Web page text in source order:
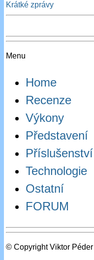
Krátké zprávy
Menu
Home
Recenze
Výkony
Představení
Příslušenství
Technologie
Ostatní
FORUM
© Copyright Viktor